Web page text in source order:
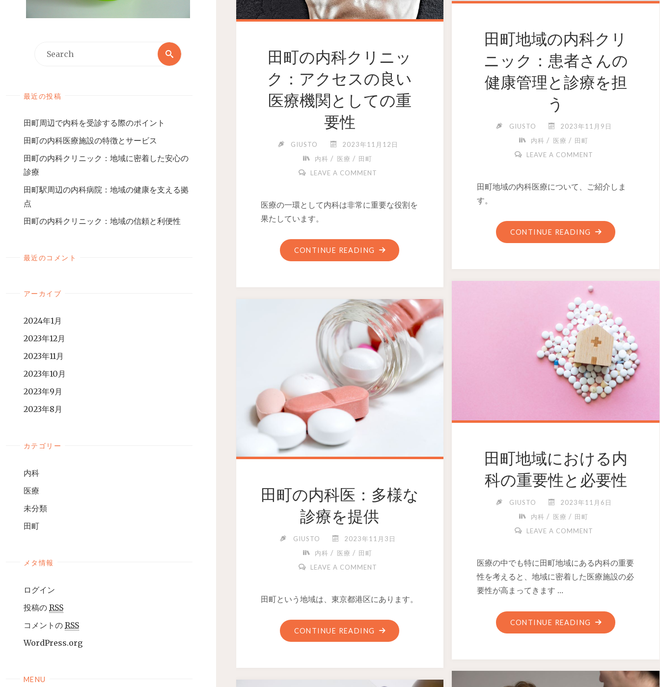
最近の投稿
田町周辺で内科を受診する際のポイント
田町の内科医療施設の特徴とサービス
田町の内科クリニック：地域に密着した安心の
診療
田町駅周辺の内科病院：地域の健康を支える拠
点
田町の内科クリニック：地域の信頼と利便性
最近のコメント
アーカイブ
2024年1月
2023年12月
2023年11月
2023年10月
2023年9月
2023年8月
カテゴリー
内科
医療
未分類
田町
メタ情報
ログイン
投稿の RSS
コメントの RSS
WordPress.org
MENU
田町の内科クリニッ
ク：アクセスの良い
医療機関としての重
要性
GIUSTO
2023年11月12日
内科 / 医療 / 田町
LEAVE A COMMENT
医療の一環として内科は非常に重要な役割を
果たしています。
CONTINUE READING
田町地域の内科クリ
ニック：患者さんの
健康管理と診療を担
う
GIUSTO
2023年11月9日
内科 / 医療 / 田町
LEAVE A COMMENT
田町地域の内科医療について、ご紹介しま
す。
CONTINUE READING
田町地域における内
科の重要性と必要性
GIUSTO
2023年11月6日
内科 / 医療 / 田町
LEAVE A COMMENT
医療の中でも特に田町地域にある内科の重要
性を考えると、地域に密着した医療施設の必
要性が高まってきます …
CONTINUE READING
田町の内科医：多様な
診療を提供
GIUSTO
2023年11月3日
内科 / 医療 / 田町
LEAVE A COMMENT
田町という地域は、東京都港区にあります。
CONTINUE READING